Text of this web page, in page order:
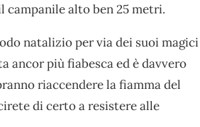
alto ben 25 metri.
natalizio per via dei suoi magici
ancor più fiabesca ed è davvero
riaccendere la fiamma del
di certo a resistere alle